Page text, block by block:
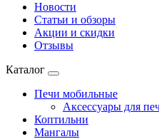
Новости
Статьи и обзоры
Акции и скидки
Отзывы
Каталог
Печи мобильные
Аксессуары для
Коптильни
Мангалы